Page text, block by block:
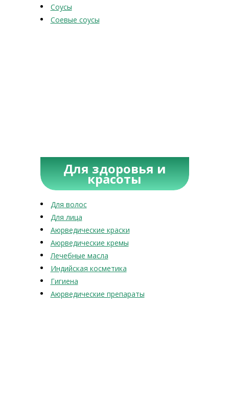
Соусы
Соевые соусы
Для здоровья и
красоты
Для волос
Для лица
Аюрведические краски
Аюрведические кремы
Лечебные масла
Индийская косметика
Гигиена
Аюрведические препараты